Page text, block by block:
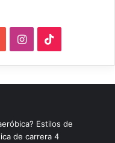
o
u
u
I
n
s
a
i
k
o
Estilos de
de carrera 4